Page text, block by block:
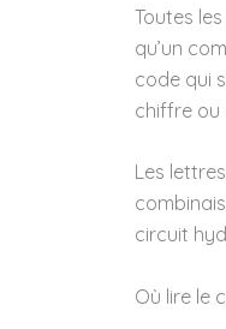
Toutes
qu’un
code qui
chiffre ou
Les
circuit
Où lire le